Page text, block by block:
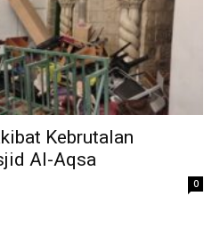
Kebrutalan
Al-Aqsa
0